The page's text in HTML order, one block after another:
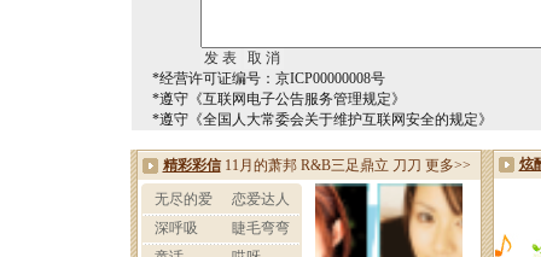
*经营许可证编号：京ICP00000008号
*遵守《互联网电子公告服务管理规定》
*遵守《全国人大常委会关于维护互联网安全的规定》